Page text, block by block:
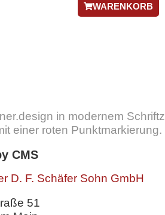
WARENKORB
CMS
D. F. Schäfer Sohn GmbH
51